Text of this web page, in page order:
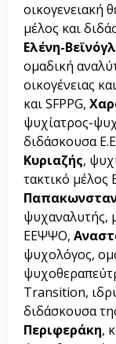
οικογενειακή
μέλος και
Ελένη-
ομαδική
οικογένειας
και SFPPG,
ψυχίατρος-
διδάσκουσα
Κυριαζής,
τακτικό μέλος
ψυχαναλυτής,
ΕΕΨΨΟ,
ψυχολόγος,
Transition,
διδάσκουσα
Περιφεράκη,